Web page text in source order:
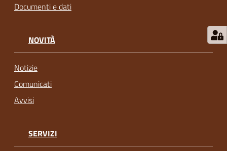
Documenti e dati
NOVITÀ
Notizie
Comunicati
Avvisi
SERVIZI